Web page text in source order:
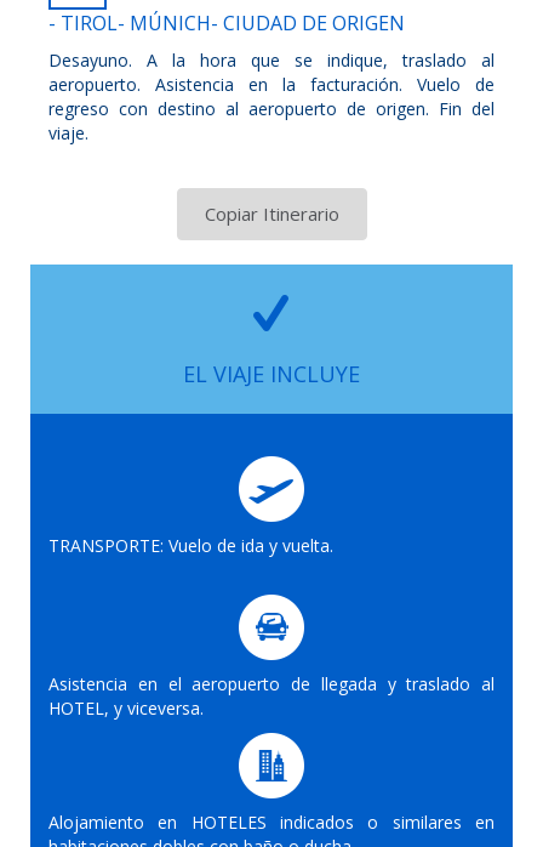
- TIROL- MÚNICH- CIUDAD DE ORIGEN
Desayuno. A la hora que se indique, traslado al
aeropuerto. Asistencia en la facturación. Vuelo de
regreso con destino al aeropuerto de origen. Fin del
viaje.
Copiar Itinerario
EL VIAJE INCLUYE
TRANSPORTE: Vuelo de ida y vuelta.
Asistencia en el aeropuerto de llegada y traslado al
HOTEL, y viceversa.
Alojamiento en HOTELES indicados o similares en